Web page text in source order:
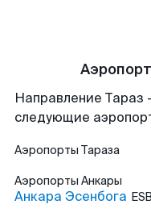
Направление
следующие
Аэропорты Тараза
Аэропорты Анкары
Анкара Эсенбога ESB